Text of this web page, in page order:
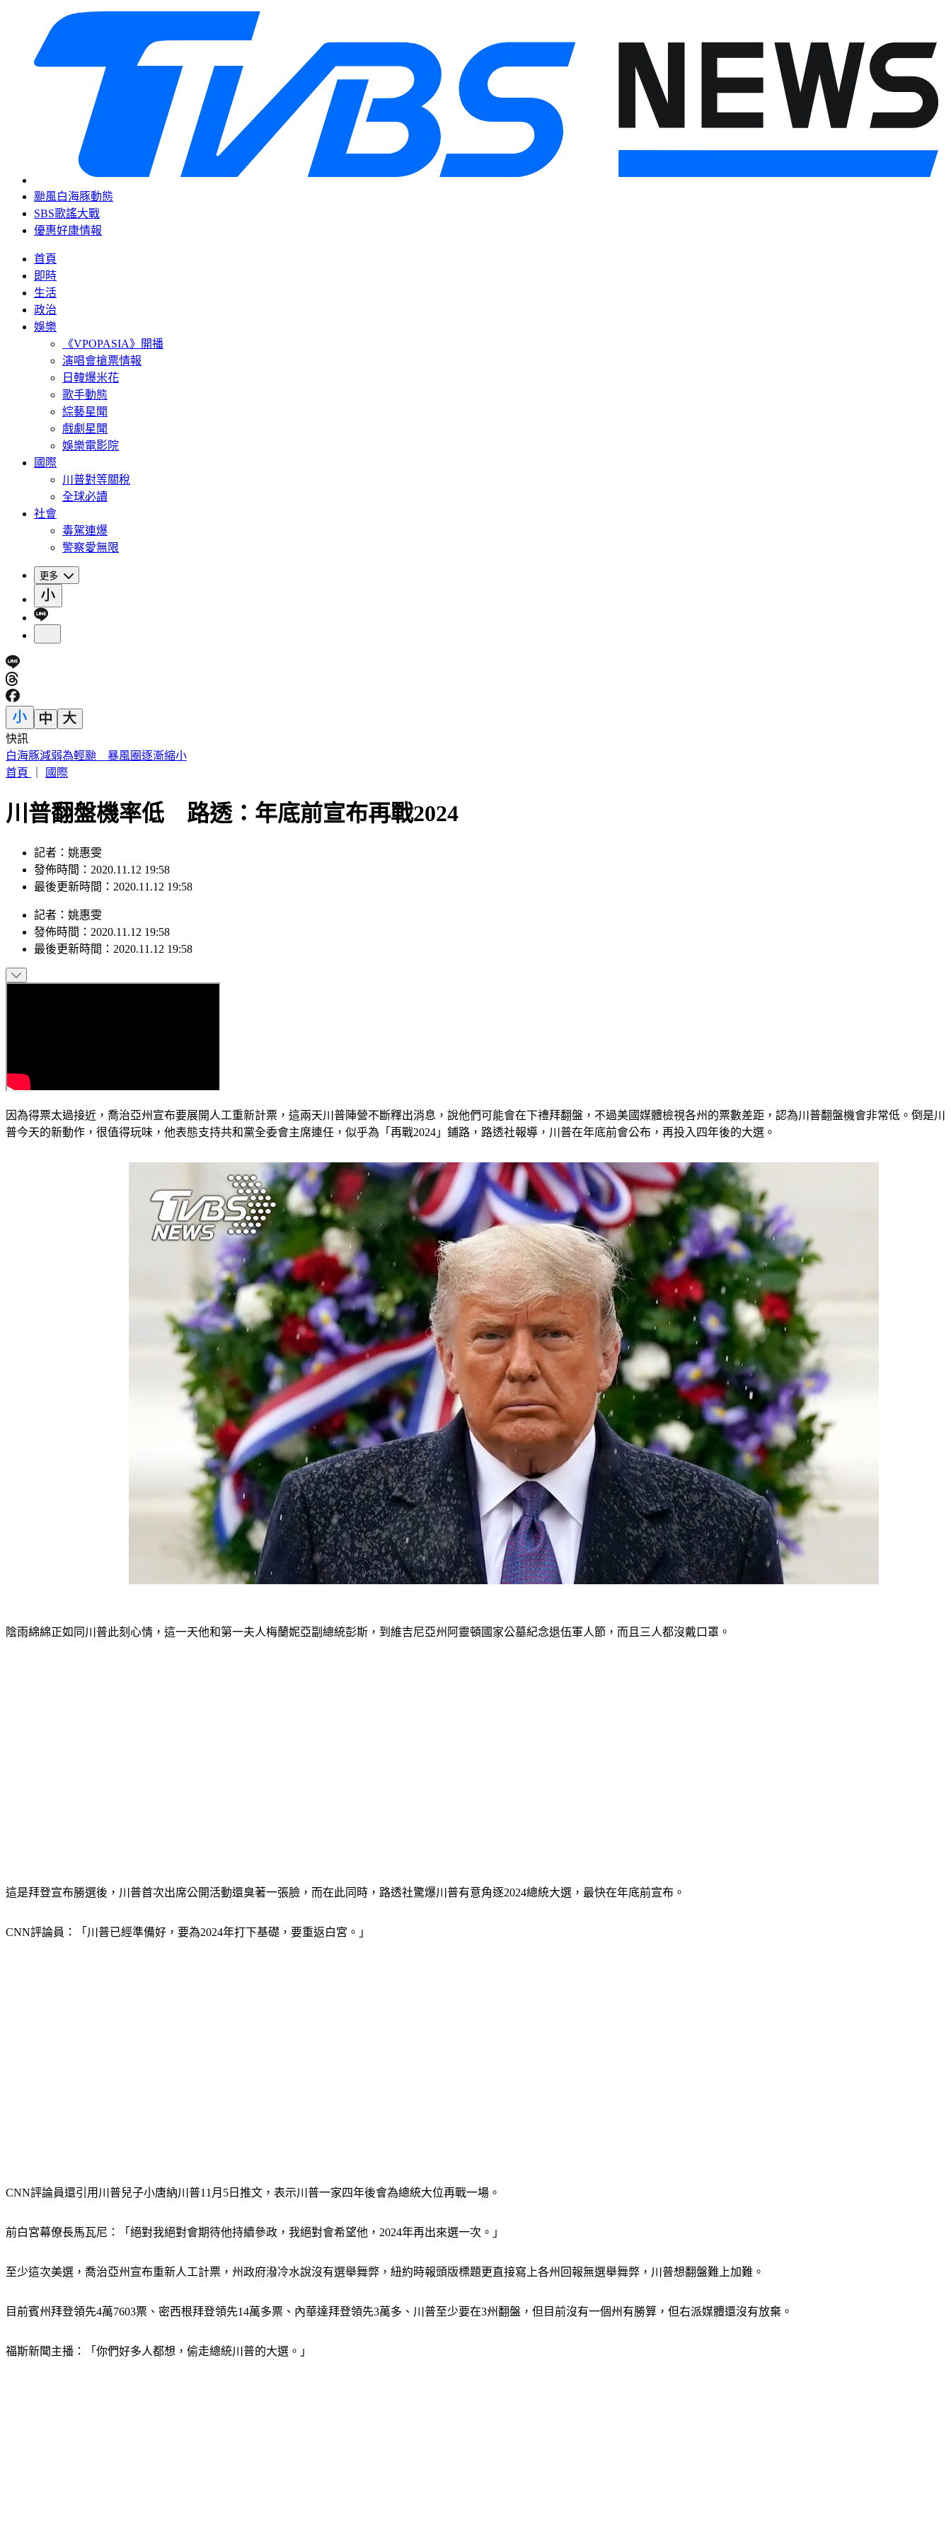
颱風白海豚動態
SBS歌謠大戰
優惠好康情報
首頁
即時
生活
政治
娛樂
《VPOPASIA》開播
演唱會搶票情報
日韓爆米花
歌手動態
綜藝星聞
戲劇星聞
娛樂電影院
國際
川普對等關稅
全球必讀
社會
毒駕連爆
警察愛無限
更多
快訊
駐歐外交官爆霸凌、徐佳青狂出國 他轟：政府官員風紀徹底棄守
首頁
國際
川普翻盤機率低 路透：年底前宣布再戰2024
記者：姚惠雯
發佈時間：2020.11.12 19:58
最後更新時間：2020.11.12 19:58
記者 ： 姚惠雯
發佈時間： 2020.11.12 19:58
最後更新時間： 2020.11.12 19:58
因為得票太過接近，喬治亞州宣布要展開人工重新計票，這兩天川普陣營不斷釋出消息，說他們可能會在下禮拜翻盤，不過美國媒體檢視各州的票數差距，認為川普翻盤機會非常低。倒是川
普今天的新動作，很值得玩味，他表態支持共和黨全委會主席連任，似乎為「再戰2024」鋪路，路透社報導，川普在年底前會公布，再投入四年後的大選。
陰雨綿綿正如同川普此刻心情，這一天他和第一夫人梅蘭妮亞副總統彭斯，到維吉尼亞州阿靈頓國家公墓紀念退伍軍人節，而且三人都沒戴口罩。
這是拜登宣布勝選後，川普首次出席公開活動還臭著一張臉，而在此同時，路透社驚爆川普有意角逐2024總統大選，最快在年底前宣布。
CNN評論員：「川普已經準備好，要為2024年打下基礎，要重返白宮。」
CNN評論員還引用川普兒子小唐納川普11月5日推文，表示川普一家四年後會為總統大位再戰一場。
前白宮幕僚長馬瓦尼：「絕對我絕對會期待他持續參政，我絕對會希望他，2024年再出來選一次。」
至少這次美選，喬治亞州宣布重新人工計票，州政府潑冷水說沒有選舉舞弊，紐約時報頭版標題更直接寫上各州回報無選舉舞弊，川普想翻盤難上加難。
目前賓州拜登領先4萬7603票、密西根拜登領先14萬多票、內華達拜登領先3萬多、川普至少要在3州翻盤，但目前沒有一個州有勝算，但右派媒體還沒有放棄。
福斯新聞主播：「你們好多人都想，偷走總統川普的大選。」